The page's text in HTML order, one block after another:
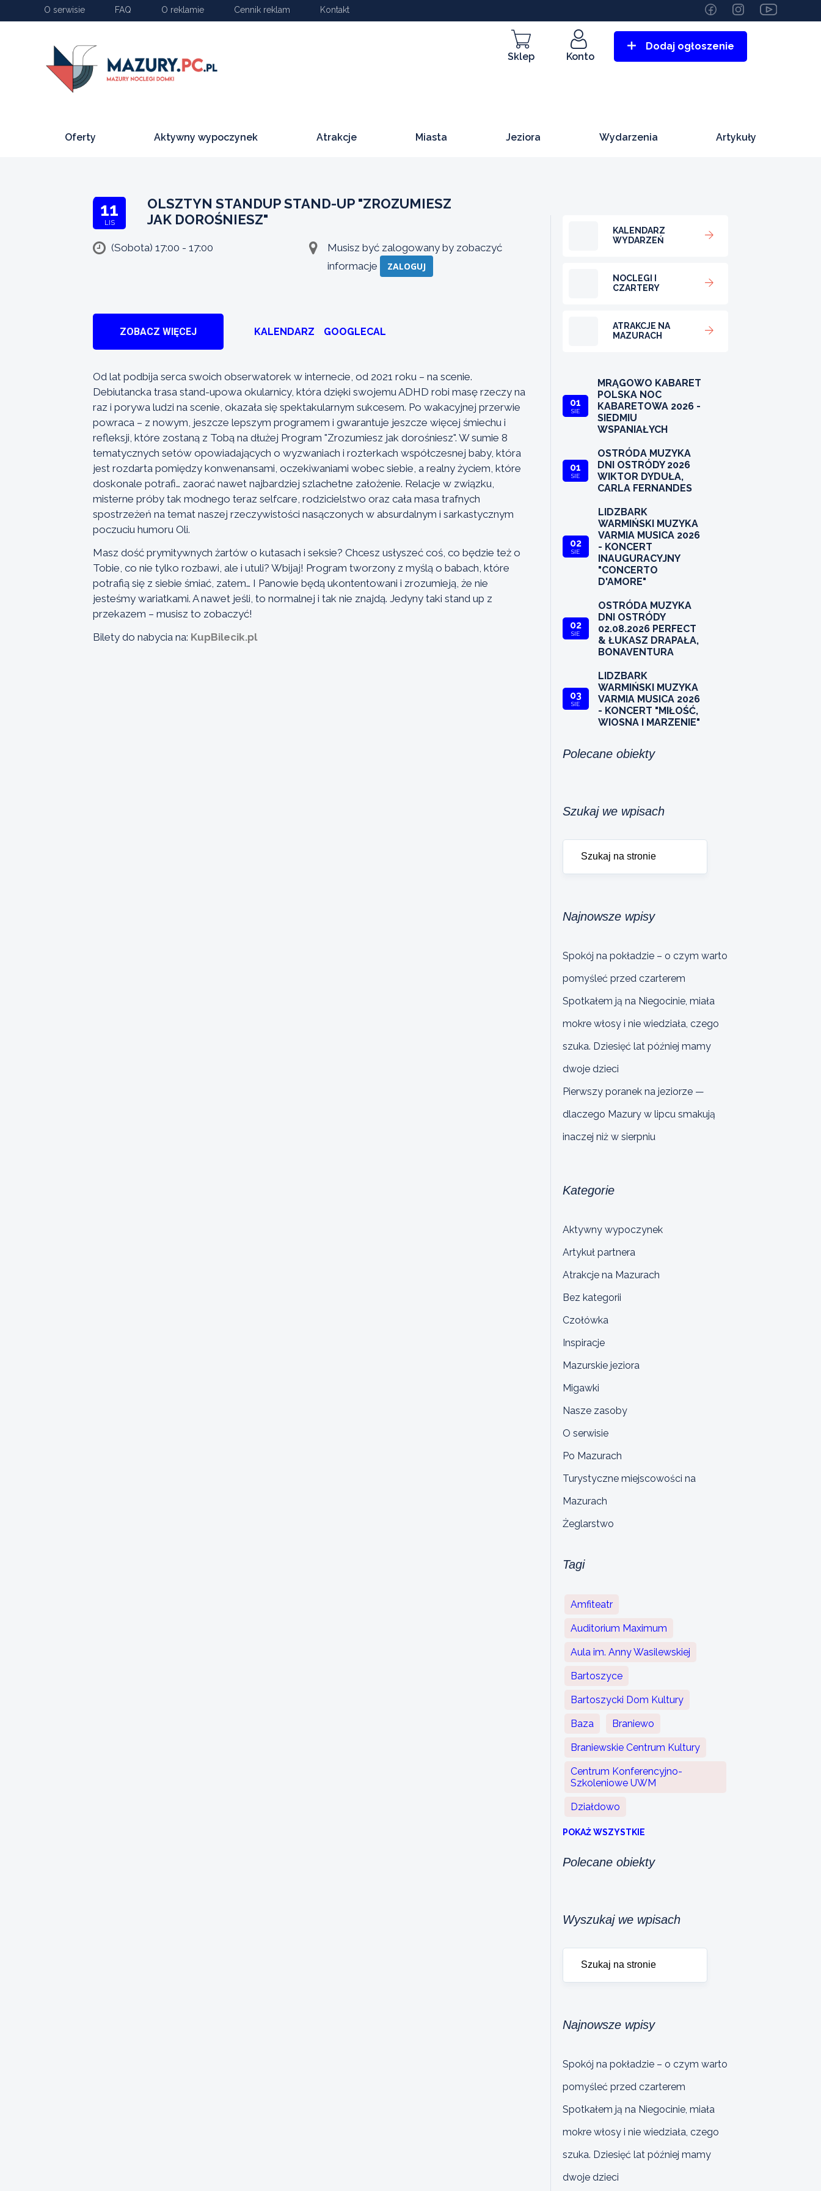
O serwisie FAQ O reklamie Cennik reklam Kontakt
Sklep Konto
Dodaj ogłoszenie
Oferty Aktywny wypoczynek Atrakcje Miasta Jeziora Wydarzenia Artykuły
11
LIS
OLSZTYN STANDUP STAND-UP "ZROZUMIESZ
JAK DOROŚNIESZ"
(Sobota) 17:00 - 17:00
Musisz być zalogowany by zobaczyć
informacje
ZALOGUJ
ZOBACZ WIĘCEJ KALENDARZ GOOGLECAL
Od lat podbija serca swoich obserwatorek w internecie, od 2021 roku – na scenie.
Debiutancka trasa stand-upowa okularnicy, która dzięki swojemu ADHD robi masę rzeczy na
raz i porywa ludzi na scenie, okazała się spektakularnym sukcesem. Po wakacyjnej przerwie
powraca – z nowym, jeszcze lepszym programem i gwarantuje jeszcze więcej śmiechu i
refleksji, które zostaną z Tobą na dłużej Program "Zrozumiesz jak dorośniesz". W sumie 8
tematycznych setów opowiadających o wyzwaniach i rozterkach współczesnej baby, która
jest rozdarta pomiędzy konwenansami, oczekiwaniami wobec siebie, a realny życiem, które
doskonale potrafi… zaorać nawet najbardziej szlachetne założenie. Relacje w związku,
misterne próby tak modnego teraz selfcare, rodzicielstwo oraz cała masa trafnych
spostrzeżeń na temat naszej rzeczywistości nasączonych w absurdalnym i sarkastycznym
poczuciu humoru Oli.
Masz dość prymitywnych żartów o kutasach i seksie? Chcesz usłyszeć coś, co będzie też o
Tobie, co nie tylko rozbawi, ale i utuli? Wbijaj! Program tworzony z myślą o babach, które
potrafią się z siebie śmiać, zatem… I Panowie będą ukontentowani i zrozumieją, że nie
jesteśmy wariatkami. A nawet jeśli, to normalnej i tak nie znajdą. Jedyny taki stand up z
przekazem – musisz to zobaczyć!
Bilety do nabycia na: KupBilecik.pl
KALENDARZ
WYDARZEŃ
NOCLEGI I
CZARTERY
ATRAKCJE NA
MAZURACH
01
SIE
MRĄGOWO KABARET
POLSKA NOC
KABARETOWA 2026 -
SIEDMIU
WSPANIAŁYCH
01
SIE
OSTRÓDA MUZYKA
DNI OSTRÓDY 2026
WIKTOR DYDUŁA,
CARLA FERNANDES
02
SIE
LIDZBARK
WARMIŃSKI MUZYKA
VARMIA MUSICA 2026
- KONCERT
INAUGURACYJNY
"CONCERTO
D'AMORE"
02
SIE
OSTRÓDA MUZYKA
DNI OSTRÓDY
02.08.2026 PERFECT
& ŁUKASZ DRAPAŁA,
BONAVENTURA
03
SIE
LIDZBARK
WARMIŃSKI MUZYKA
VARMIA MUSICA 2026
- KONCERT "MIŁOŚĆ,
WIOSNA I MARZENIE"
Polecane obiekty
Szukaj we wpisach
Najnowsze wpisy
Spokój na pokładzie – o czym warto
pomyśleć przed czarterem
Spotkałem ją na Niegocinie, miała
mokre włosy i nie wiedziała, czego
szuka. Dziesięć lat później mamy
dwoje dzieci
Pierwszy poranek na jeziorze —
dlaczego Mazury w lipcu smakują
inaczej niż w sierpniu
Kategorie
Aktywny wypoczynek
Artykuł partnera
Atrakcje na Mazurach
Bez kategorii
Czołówka
Inspiracje
Mazurskie jeziora
Migawki
Nasze zasoby
O serwisie
Po Mazurach
Turystyczne miejscowości na
Mazurach
Żeglarstwo
Tagi
Amfiteatr
Auditorium Maximum
Aula im. Anny Wasilewskiej
Bartoszyce
Bartoszycki Dom Kultury
Baza Braniewo
Braniewskie Centrum Kultury
Centrum Konferencyjno-
Szkoleniowe UWM
Działdowo
POKAŻ WSZYSTKIE
Polecane obiekty
Wyszukaj we wpisach
Najnowsze wpisy
Spokój na pokładzie – o czym warto
pomyśleć przed czarterem
Spotkałem ją na Niegocinie, miała
mokre włosy i nie wiedziała, czego
szuka. Dziesięć lat później mamy
dwoje dzieci